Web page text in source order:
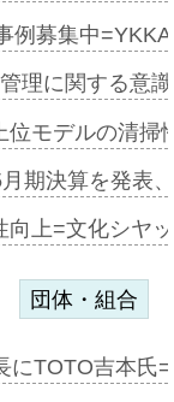
例募集中
理に関する意
位モデルの清
期決算を発表
向上=文化シヤ
団体・組合
にTOTO吉本氏